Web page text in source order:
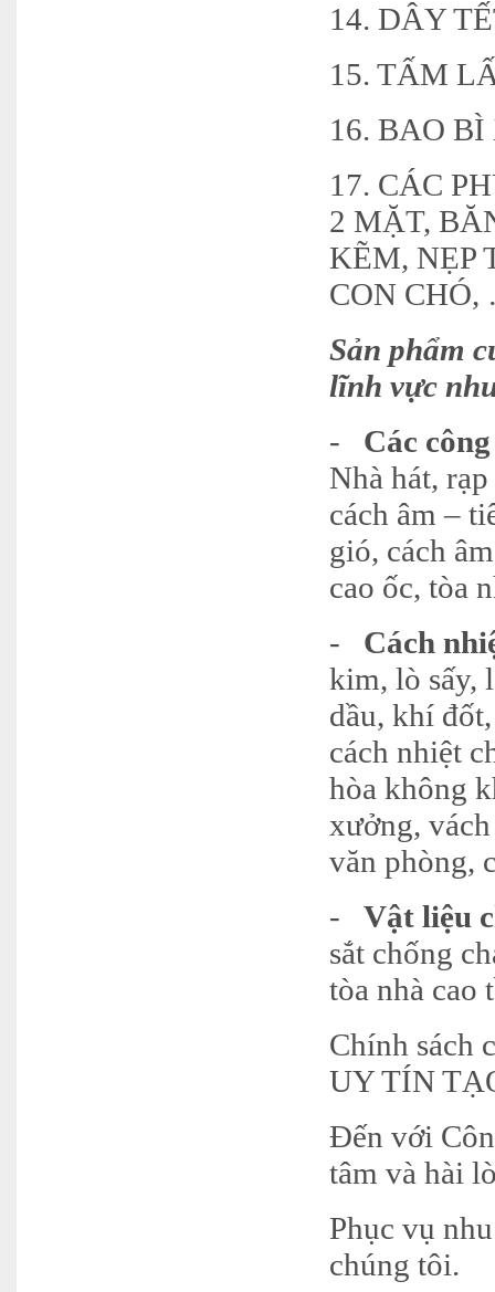
14. DÂY
15. TẤM
16. BAO
17. CÁC
2 MẶT,
KẼM, NẸP
CON
Sản phẩm
lĩnh vực
-
Các
Nhà hát,
cách âm –
gió, cách
cao ốc, tòa
-
Cách
kim, lò sấy,
dầu, khí
cách nhiệt
hòa không
xưởng,
văn phòng,
-
Vật liệu
sắt chống
tòa nhà
Chính sách
UY TÍN
Đến với
tâm và hài
Phục vụ
chúng tôi.